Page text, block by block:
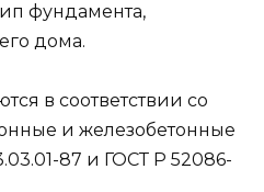
фундамента,
дома.
в соответствии со
и железобетонные
87 и ГОСТ Р 52086-